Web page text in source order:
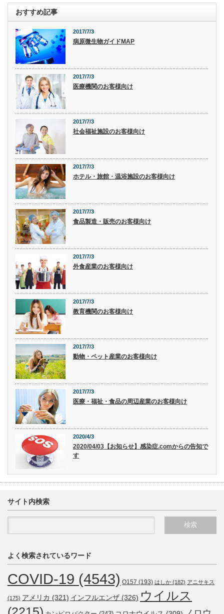
おすすめ記事
2017/7/3
病原微生物ガイドMAP
2017/7/3
医療機関のお客様向け
2017/7/3
社会福祉施設のお客様向け
2017/7/3
ホテル・旅館・温浴施設のお客様向け
2017/7/3
食品製造・販売のお客様向け
2017/7/3
外食産業のお客様向け
2017/7/3
教育機関のお客様向け
2017/7/3
動物・ペット産業のお客様向け
2017/7/3
医療・福祉・食品の周辺産業のお客様向け
2020/4/3
2020/04/03【お知らせ】感染症.comからの告知で
す
サイト内検索
よく検索されているワード
COVID-19 (4543) O157 (193) はしか (182) アニサキス
(175) アメリカ (321) インフルエンザ (326) ウイルス